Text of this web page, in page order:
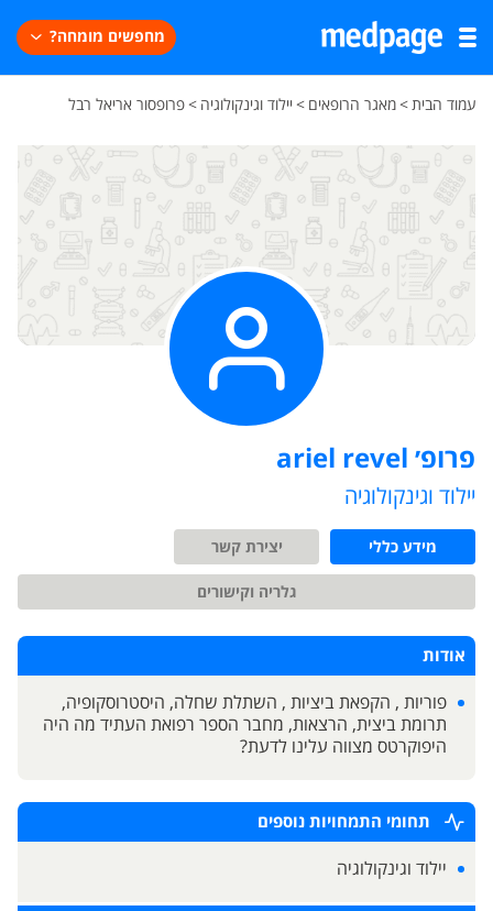
מחפשים מומחה?
עמוד הבית>מאגר הרופאים >יילוד וגינקולוגיה >פרופסור אריאל רבל
פרופ׳ ariel revel
יילוד וגינקולוגיה
מידע כללי יצירת קשר
גלריה וקישורים
אודות
פוריות , הקפאת ביציות , השתלת שחלה, היסטרוסקופיה,
תרומת ביצית, הרצאות, מחבר הספר רפואת העתיד מה היה
היפוקרטס מצווה עלינו לדעת?
תחומי התמחויות נוספים
יילוד וגינקולוגיה